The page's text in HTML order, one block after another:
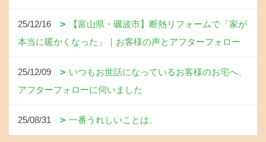
25/12/16
【富山県・礪波市】断熱リフォームで「家が
本当に暖かくなった」｜お客様の声とアフターフォロー
25/12/09
いつもお世話になっているお客様のお宅へ、
アフターフォローに伺いました
25/08/31 一番うれしいことは、